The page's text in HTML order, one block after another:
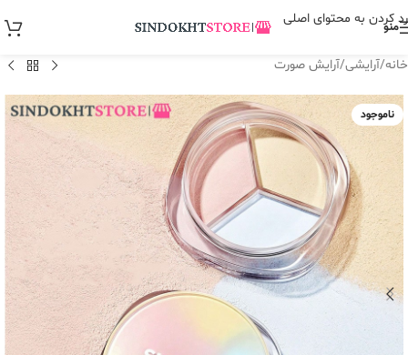
رد کردن به محتوای اصلی
منو
خانه/آرایشی/آرایش صورت
ناموجود